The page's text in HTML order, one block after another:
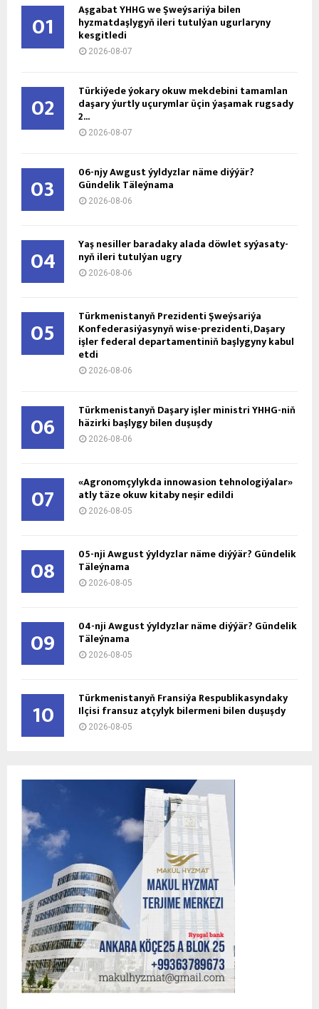
01 Aşgabat ÝHHG we Şweýsariýa bilen
hyzmatdaşlygyň ileri tutulýan ugurlaryny
kesgitledi
2026-08-07
02 Türkiýede ýokary okuw mekdebini tamamlan
daşary ýurtly uçurymlar üçin ýaşamak rugsady
2...
2026-08-07
03 06-njy Awgust ýyldyzlar näme diýýär?
Gündelik Täleýnama
2026-08-06
04 Ýaş ne­sil­ler ba­ra­da­ky ala­da döw­let sy­ýa­sa­ty­
nyň ile­ri tu­tul­ýan ug­ry
2026-08-06
05 Türkmenistanyň Prezidenti Şweýsariýa
Konfederasiýasynyň wise-prezidenti, Daşary
işler federal departamentiniň başlygyny kabul
etdi
2026-08-06
06 Türkmenistanyň Daşary işler ministri ÝHHG-niň
häzirki başlygy bilen duşuşdy
2026-08-06
07 «Agronomçylykda innowasion tehnologiýalar»
atly täze okuw kitaby neşir edildi
2026-08-05
08 05-nji Awgust ýyldyzlar näme diýýär? Gündelik
Täleýnama
2026-08-05
09 04-nji Awgust ýyldyzlar näme diýýär? Gündelik
Täleýnama
2026-08-05
10 Türkmenistanyň Fransiýa Respublikasyndaky
Ilçisi fransuz atçylyk bilermeni bilen duşuşdy
2026-08-05